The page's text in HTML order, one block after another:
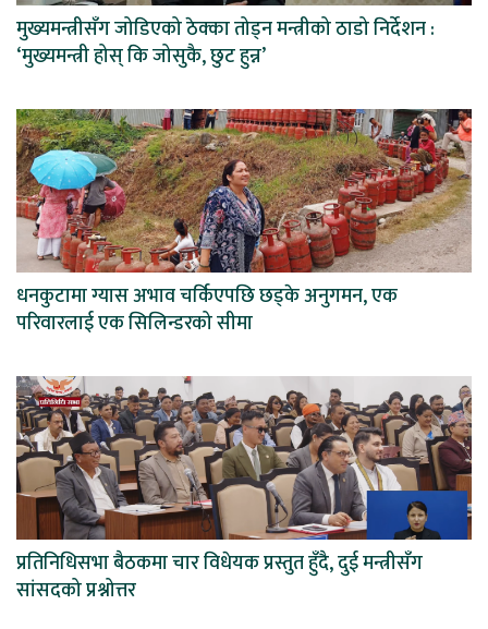
मुख्यमन्त्रीसँग जोडिएको ठेक्का तोड्न मन्त्रीको ठाडो निर्देशन :
‘मुख्यमन्त्री होस् कि जोसुकै, छुट हुन्न’
धनकुटामा ग्यास अभाव चर्किएपछि छड्के अनुगमन, एक
परिवारलाई एक सिलिन्डरको सीमा
प्रतिनिधिसभा बैठकमा चार विधेयक प्रस्तुत हुँदै, दुई मन्त्रीसँग
सांसदको प्रश्नोत्तर